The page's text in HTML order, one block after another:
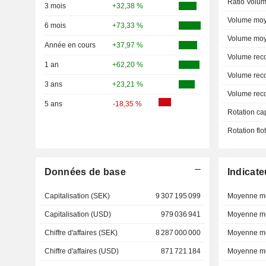
3 mois +32,38 %
6 mois +73,33 %
Année en cours +37,97 %
1 an +62,20 %
3 ans +23,21 %
5 ans -18,35 %
Ratio
Volume
Volume
Volume
Volume
Volume
Rotation
Rotation
Données de base
Capitalisation (SEK) 9 307 195 099
Capitalisation (USD) 979 036 941
Chiffre d'affaires (SEK) 8 287 000 000
Chiffre d'affaires (USD) 871 721 184
Moyenne
Moyenne
Moyenne
Moyenne